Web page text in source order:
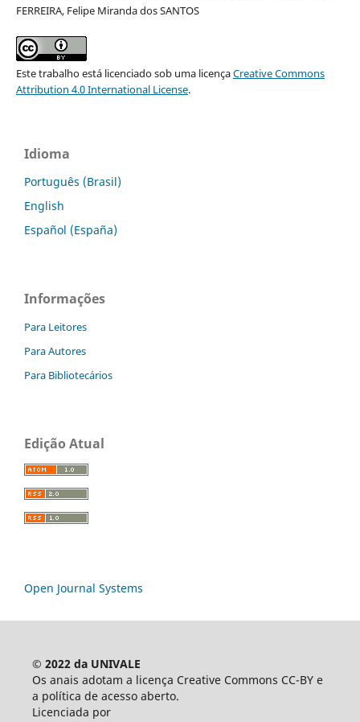
FERREIRA, Felipe Miranda dos SANTOS
Este trabalho está licenciado sob uma licençaCreative Commons
Attribution 4.0 International License.
Idioma
Português (Brasil)
English
Español (España)
Informações
Para Leitores
Para Autores
Para Bibliotecários
Edição Atual
Open Journal Systems
© 2022 da UNIVALE
Os anais adotam a licença Creative Commons CC-BY e
a política de acesso aberto.
Licenciada por